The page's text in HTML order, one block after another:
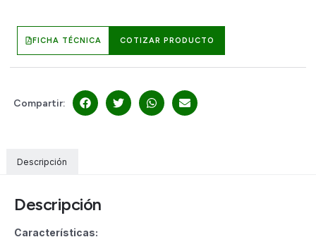
FICHA TÉCNICA COTIZAR PRODUCTO
Compartir:
Descripción
Descripción
Características: